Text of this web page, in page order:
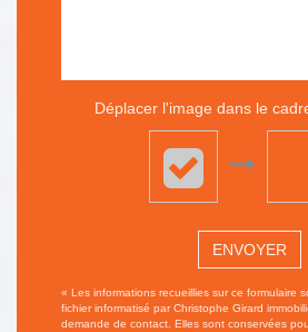
Déplacer l'image dans le
ENVOYER
« Les informations recueillies sur ce formulaire
fichier informatisé par Christophe Girard
demande de contact. Elles sont conservées